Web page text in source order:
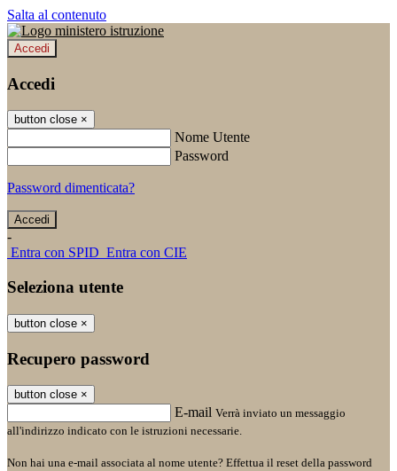
Salta al contenuto
Accedi
Accedi
button close ×
Nome Utente
Password
Password dimenticata?
-
Entra con SPID Entra con CIE
Seleziona utente
button close ×
Recupero password
button close ×
E-mail Verrà inviato un messaggio
all'indirizzo indicato con le istruzioni necessarie.
Non hai una e-mail associata al nome utente? Effettua il reset della password